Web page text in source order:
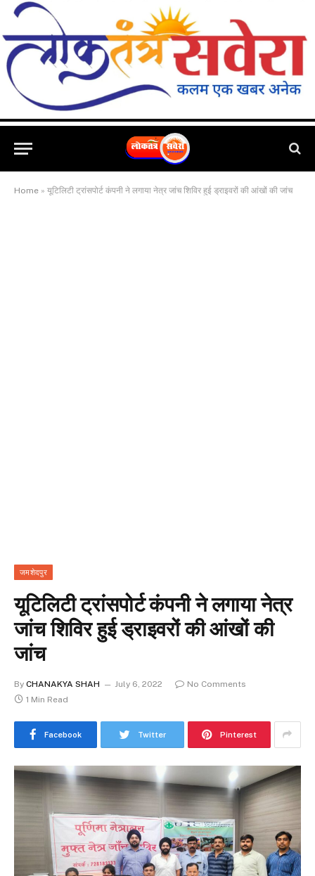
Home » यूटिलिटी ट्रांसपोर्ट कंपनी ने लगाया नेत्र जांच शिविर हुई ड्राइवरों की आंखों की जांच
जमशेदपुर
यूटिलिटी ट्रांसपोर्ट कंपनी ने लगाया नेत्र
जांच शिविर हुई ड्राइवरों की आंखों की
जांच
By CHANAKYA SHAH July 6, 2022
No Comments
1 Min Read
Facebook Twitter Pinterest